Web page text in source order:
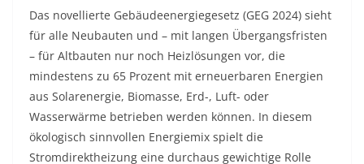
Das novellierte Gebäudeenergiegesetz (GEG 2024) sieht
für alle Neubauten und – mit langen Übergangsfristen
– für Altbauten nur noch Heizlösungen vor, die
mindestens zu 65 Prozent mit erneuerbaren Energien
aus Solarenergie, Biomasse, Erd-, Luft- oder
Wasserwärme betrieben werden können. In diesem
ökologisch sinnvollen Energiemix spielt die
Stromdirektheizung eine durchaus gewichtige Rolle